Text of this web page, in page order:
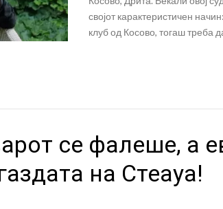
својот карактеристичен
клуб од Косово, тогаш треба
се фалеше, а
на Стеауа!